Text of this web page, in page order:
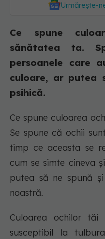
Urmărește-
Ce spune
sănătatea ta.
persoanele care
culoare, ar putea
psihică.
Ce spune culoarea
Se spune că ochii
timp ce aceasta se
cum se simte cineva
putea să ne spună
noastră.
Culoarea ochilor
susceptibil la